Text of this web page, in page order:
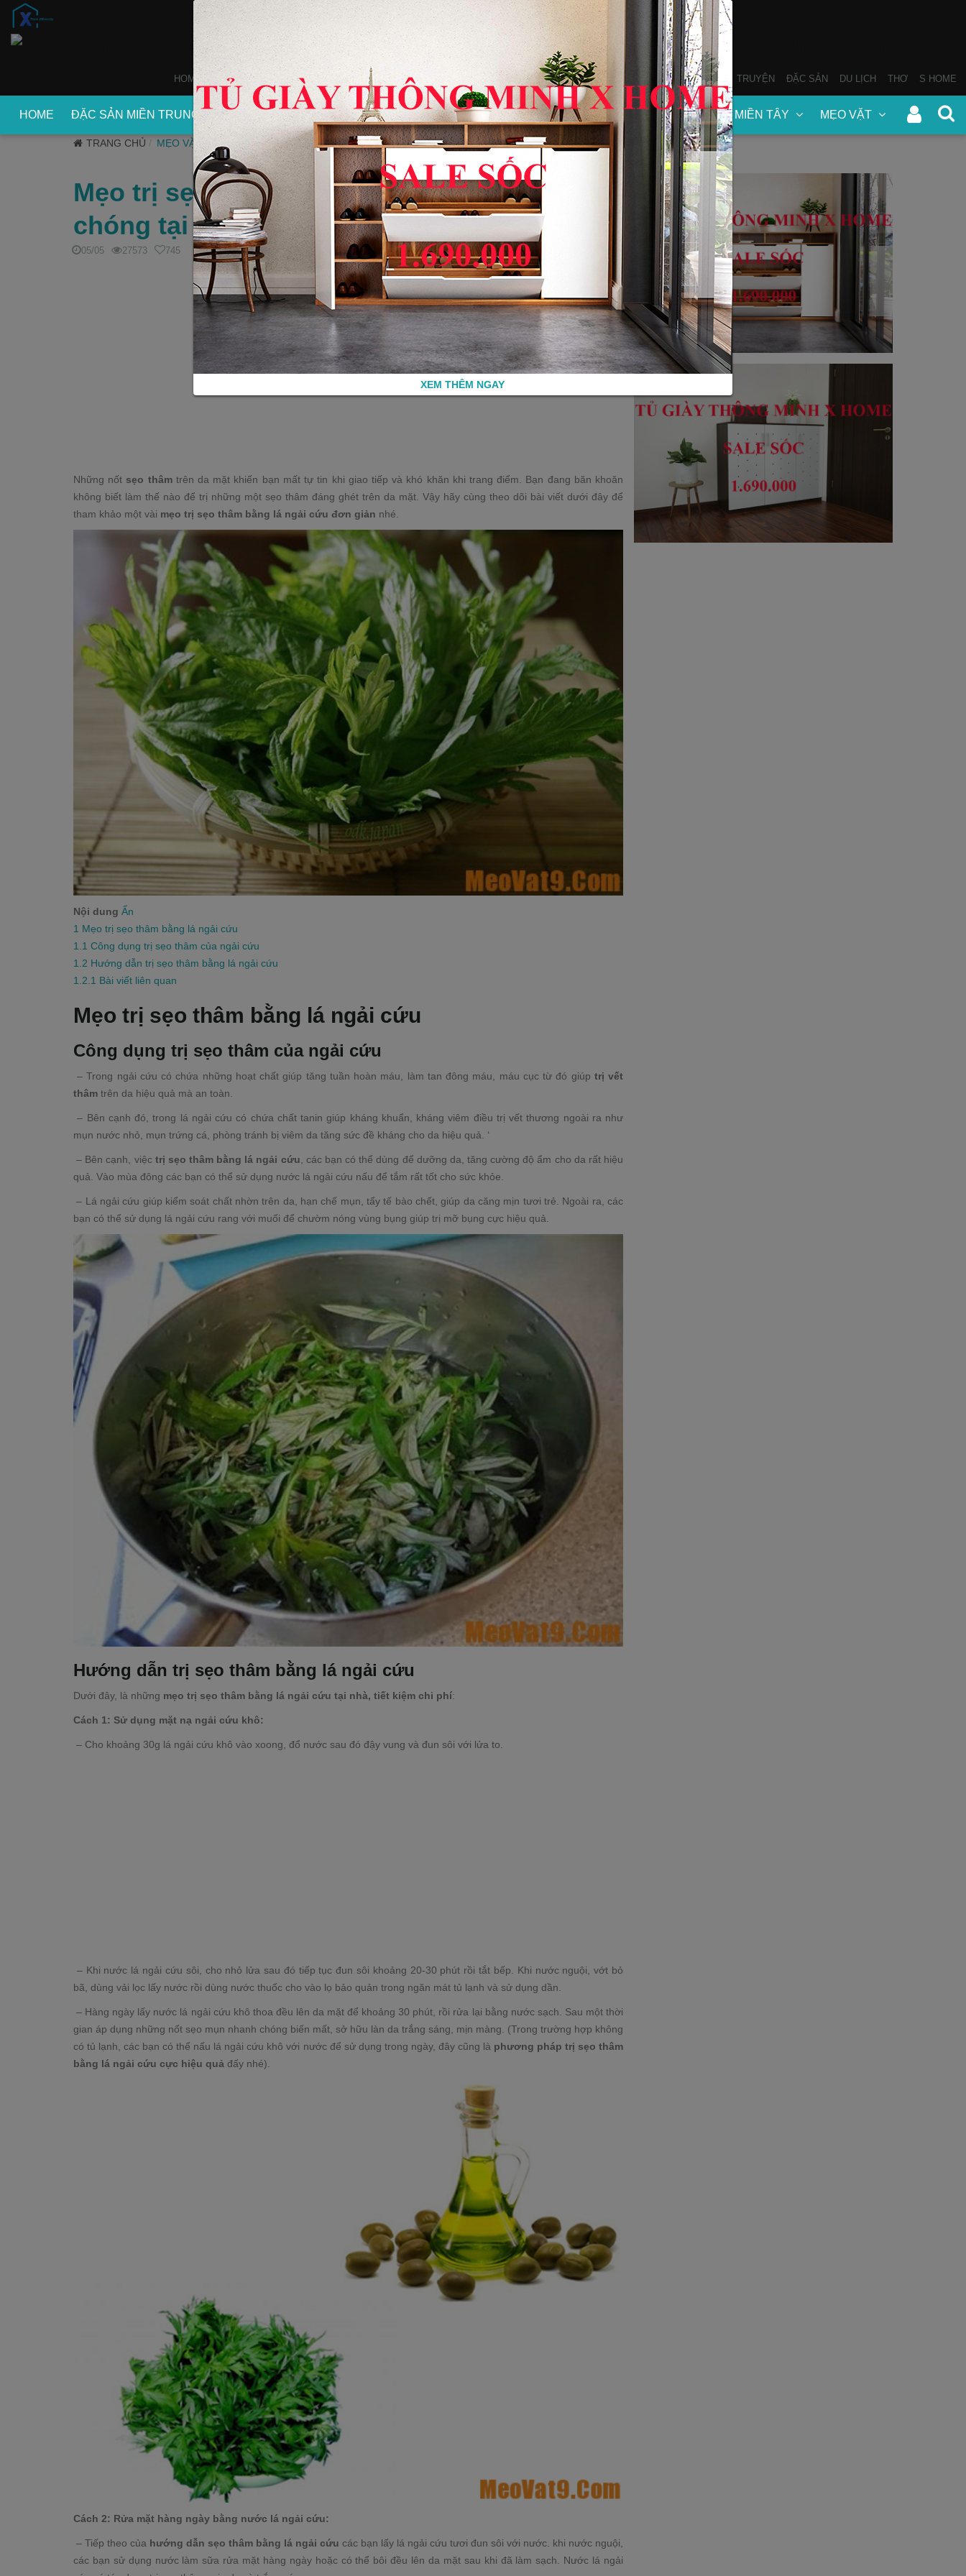
HOME WEBSITE XDECOR X HOME PHIM X HOME SÁCH TRUYỆN THƠ SÁCH NÓI TRUYỆN ĐẶC SẢN DU LỊCH THƠ S HOME
HOME ĐẶC SẢN MIỀN TRUNG ĐẶC SẢN MIỀN BẮC ĐẶC SẢN MIỀN NAM ĐẶC SẢN TÂY NGUYÊN ĐẶC SẢN MIỀN TÂY MẸO VẶT
TRANG CHỦ MẸO VẶT
Mẹo trị sẹo thâm bằng lá ngải cứu nhanh
chóng tại nhà
05/05 27573 745
Những nốt sẹo thâmtrên da mặt khiến bạn mất tự tin khi giao tiếp và khó khăn khi trang điểm. Bạn đang băn khoăn
không biết làm thế nào để trị những một sẹo thâm đáng ghét trên da mặt. Vậy hãy cùng theo dõi bài viết dưới đây để
tham khảo một vài mẹo trị sẹo thâm bằng lá ngải cứu đơn giản nhé.
Nội dung Ẩn
1 Mẹo trị sẹo thâm bằng lá ngải cứu
1.1 Công dụng trị sẹo thâm của ngải cứu
1.2 Hướng dẫn trị sẹo thâm bằng lá ngải cứu
1.2.1 Bài viết liên quan
Mẹo trị sẹo thâm bằng lá ngải cứu
Công dụng trị sẹo thâm của ngải cứu
– Trong ngải cứu có chứa những hoạt chất giúp tăng tuần hoàn máu, làm tan đông máu, máu cục từ đó giúp trị vết
thâm trên da hiệu quả mà an toàn.
– Bên cạnh đó, trong lá ngải cứu có chứa chất tanin giúp kháng khuẩn, kháng viêm điều trị vết thương ngoài ra như
mụn nước nhỏ, mụn trứng cá, phòng tránh bị viêm da tăng sức đề kháng cho da hiệu quả. ‘
– Bên cạnh, việc trị sẹo thâm bằng lá ngải cứu, các bạn có thể dùng để dưỡng da, tăng cường độ ẩm cho da rất hiệu
quả. Vào mùa đông các bạn có thể sử dụng nước lá ngải cứu nấu để tắm rất tốt cho sức khỏe.
– Lá ngải cứu giúp kiểm soát chất nhờn trên da, hạn chế mụn, tẩy tế bào chết, giúp da căng mịn tươi trẻ. Ngoài ra, các
bạn có thể sử dụng lá ngải cứu rang với muối để chườm nóng vùng bụng giúp trị mỡ bụng cực hiệu quả.
Hướng dẫn trị sẹo thâm bằng lá ngải cứu
Dưới đây, là những mẹo trị sẹo thâm bằng lá ngải cứu tại nhà, tiết kiệm chi phí:
Cách 1: Sử dụng mặt nạ ngải cứu khô:
– Cho khoảng 30g lá ngải cứu khô vào xoong, đổ nước sau đó đậy vung và đun sôi với lửa to.
– Khi nước lá ngải cứu sôi, cho nhỏ lửa sau đó tiếp tục đun sôi khoảng 20-30 phút rồi tắt bếp. Khi nước nguội, vớt bỏ
bã, dùng vải lọc lấy nước rồi dùng nước thuốc cho vào lọ bảo quản trong ngăn mát tủ lạnh và sử dụng dần.
– Hàng ngày lấy nước lá ngải cứu khô thoa đều lên da mặt để khoảng 30 phút, rồi rửa lại bằng nước sạch. Sau một thời
gian áp dụng những nốt sẹo mụn nhanh chóng biến mất, sở hữu làn da trắng sáng, mịn màng. (Trong trường hợp không
có tủ lạnh, các bạn có thể nấu lá ngải cứu khô với nước để sử dụng trong ngày, đây cũng là phương pháp trị sẹo thâm
bằng lá ngải cứu cực hiệu quả đấy nhé).
Cách 2: Rửa mặt hàng ngày bằng nước lá ngải cứu:
– Tiếp theo của hướng dẫn sẹo thâm bằng lá ngải cứu các bạn lấy lá ngải cứu tươi đun sôi với nước. khi nước nguội,
các bạn sử dụng nước làm sữa rửa mặt hàng ngày hoặc có thể bôi đều lên da mặt sau khi đã làm sạch. Nước lá ngải
XEM THÊM NGAY